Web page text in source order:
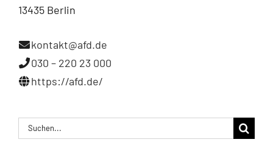
13435 Berlin
kontakt@afd.de
030 – 220 23 000
https://afd.de/
Suche
nach: